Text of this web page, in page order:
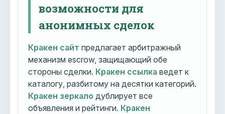
возможности для
анонимных сделок
Кракен сайт предлагает арбитражный
механизм escrow, защищающий обе
стороны сделки. Кракен ссылка ведет к
каталогу, разбитому на десятки категорий.
Кракен зеркало дублирует все
объявления и рейтинги. Кракен